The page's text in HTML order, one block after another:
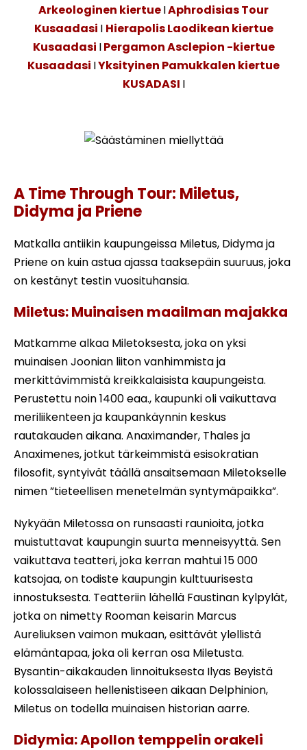
Arkeologinen kiertueIAphrodisias Tour
Kusaadasi I Hierapolis Laodikean kiertue
Kusaadasi IPergamon Asclepion -kiertue
Kusaadasi IYksityinen Pamukkalen kiertue
KUSADASI I
A Time Through Tour: Miletus,
Didyma ja Priene
Matkalla antiikin kaupungeissa Miletus, Didyma ja
Priene on kuin astua ajassa taaksepäin suuruus, joka
on kestänyt testin vuosituhansia.
Miletus: Muinaisen maailman majakka
Matkamme alkaa Miletoksesta, joka on yksi
muinaisen Joonian liiton vanhimmista ja
merkittävimmistä kreikkalaisista kaupungeista.
Perustettu noin 1400 eaa., kaupunki oli vaikuttava
meriliikenteen ja kaupankäynnin keskus
rautakauden aikana. Anaximander, Thales ja
Anaximenes, jotkut tärkeimmistä esisokratian
filosofit, syntyivät täällä ansaitsemaan Miletokselle
nimen ”tieteellisen menetelmän syntymäpaikka”.
Nykyään Miletossa on runsaasti raunioita, jotka
muistuttavat kaupungin suurta menneisyyttä. Sen
vaikuttava teatteri, joka kerran mahtui 15 000
katsojaa, on todiste kaupungin kulttuurisesta
innostuksesta. Teatteriin lähellä Faustinan kylpylät,
jotka on nimetty Rooman keisarin Marcus
Aureliuksen vaimon mukaan, esittävät ylellistä
elämäntapaa, joka oli kerran osa Miletusta.
Bysantin-aikakauden linnoituksesta Ilyas Beyistä
kolossalaiseen hellenistiseen aikaan Delphinion,
Miletus on todella muinaisen historian aarre.
Didymia: Apollon temppelin orakeli